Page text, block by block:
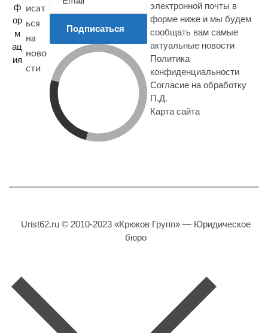
ф
ор
м
ац
ия
исат
ься
на
ново
сти
Подписаться
электронной почты в
форме ниже и мы будем
сообщать вам самые
актуальные новости
Политика
конфиденциальности
Согласие на обработку
П.Д.
Карта сайта
Urist62.ru © 2010-2023 «Крюков Групп» — Юридическое
бюро